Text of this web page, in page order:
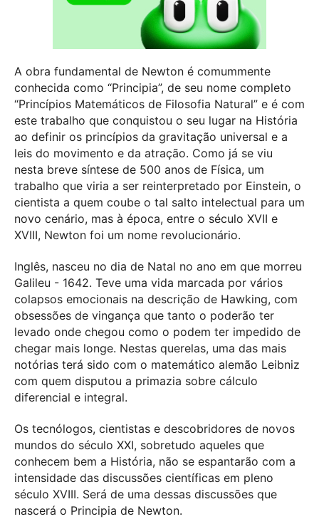
A obra fundamental de Newton é comummente
conhecida como “Principia”, de seu nome completo
“Princípios Matemáticos de Filosofia Natural” e é com
este trabalho que conquistou o seu lugar na História
ao definir os princípios da gravitação universal e a
leis do movimento e da atração. Como já se viu
nesta breve síntese de 500 anos de Física, um
trabalho que viria a ser reinterpretado por Einstein, o
cientista a quem coube o tal salto intelectual para um
novo cenário, mas à época, entre o século XVII e
XVIII, Newton foi um nome revolucionário.
Inglês, nasceu no dia de Natal no ano em que morreu
Galileu - 1642. Teve uma vida marcada por vários
colapsos emocionais na descrição de Hawking, com
obsessões de vingança que tanto o poderão ter
levado onde chegou como o podem ter impedido de
chegar mais longe. Nestas querelas, uma das mais
notórias terá sido com o matemático alemão Leibniz
com quem disputou a primazia sobre cálculo
diferencial e integral.
Os tecnólogos, cientistas e descobridores de novos
mundos do século XXI, sobretudo aqueles que
conhecem bem a História, não se espantarão com a
intensidade das discussões científicas em pleno
século XVIII. Será de uma dessas discussões que
nascerá o Principia de Newton.